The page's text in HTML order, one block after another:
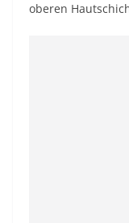
oberen